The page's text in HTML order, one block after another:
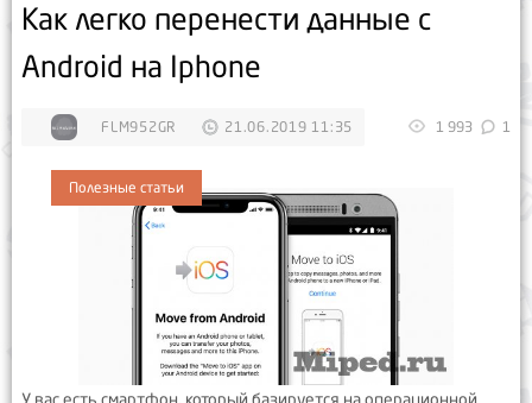
Как легко перенести данные с
Android на Iphone
FLM952GR 21.06.2019 11:35 1 993 1
Полезные статьи